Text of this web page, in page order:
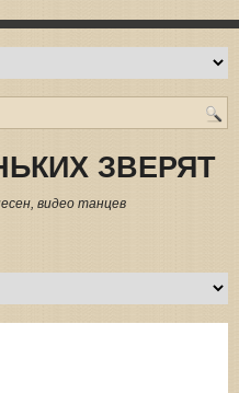
ЗВЕРЯТ
видео танцев